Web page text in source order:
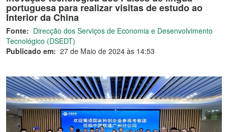
portuguesa para realizar visitas de estudo ao
Interior da China
Fonte: Direcção dos Serviços de Economia e Desenvolvimento
Tecnológico (DSEDT)
Publicado em: 27 de Maio de 2024 às 14:53